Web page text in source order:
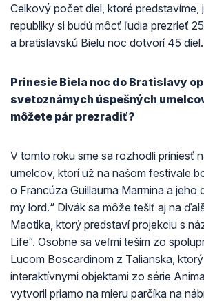
Celkový počet diel, ktoré
republiky si budú môcť ľudia prezrieť
a bratislavskú Bielu noc dotvorí 45 diel.
Prinesie Biela noc do Bratislavy
svetoznámych úspešných
môžete pár prezradiť?
V tomto roku sme sa rozhodli priniesť
umelcov, ktorí už na našom festivale
o Francúza Guillauma Marmina a jeho
my lord.“ Divák sa môže tešiť aj na
Maotika, ktorý predstaví projekciu s
Life“. Osobne sa veľmi teším zo
Lucom Boscardinom z Talianska,
interaktívnymi objektami zo série
vytvoril priamo na mieru parčíka na